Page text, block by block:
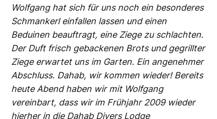
Wolfgang hat sich für uns noch ein besonderes
Schmankerl einfallen lassen und einen
Beduinen beauftragt, eine Ziege zu schlachten.
Der Duft frisch gebackenen Brots und gegrillter
Ziege erwartet uns im Garten. Ein angenehmer
Abschluss. Dahab, wir kommen wieder! Bereits
heute Abend haben wir mit Wolfgang
vereinbart, dass wir im Frühjahr 2009 wieder
hierher in die Dahab Divers Lodge